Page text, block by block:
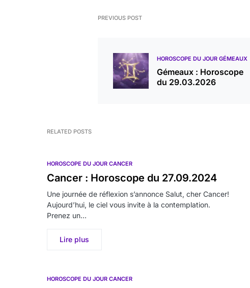
PREVIOUS POST
HOROSCOPE DU JOUR GÉMEAUX
Gémeaux : Horoscope
du 29.03.2026
RELATED POSTS
HOROSCOPE DU JOUR CANCER
Cancer : Horoscope du 27.09.2024
Une journée de réflexion s’annonce Salut, cher Cancer!
Aujourd’hui, le ciel vous invite à la contemplation.
Prenez un…
Lire plus
HOROSCOPE DU JOUR CANCER